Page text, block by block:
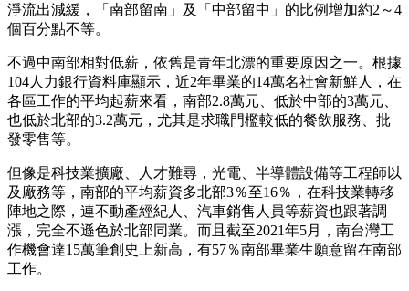
淨流出減緩，「南部留南」及「中部留中」的比例增加約2～4
個百分點不等。
不過中南部相對低薪，依舊是青年北漂的重要原因之一。根據
104人力銀行資料庫顯示，近2年畢業的14萬名社會新鮮人，在
各區工作的平均起薪來看，南部2.8萬元、低於中部的3萬元、
也低於北部的3.2萬元，尤其是求職門檻較低的餐飲服務、批
發零售等。
但像是科技業擴廠、人才難尋，光電、半導體設備等工程師以
及廠務等，南部的平均薪資多北部3％至16％，在科技業轉移
陣地之際，連不動產經紀人、汽車銷售人員等薪資也跟著調
漲，完全不遜色於北部同業。而且截至2021年5月，南台灣工
作機會達15萬筆創史上新高，有57％南部畢業生願意留在南部
工作。